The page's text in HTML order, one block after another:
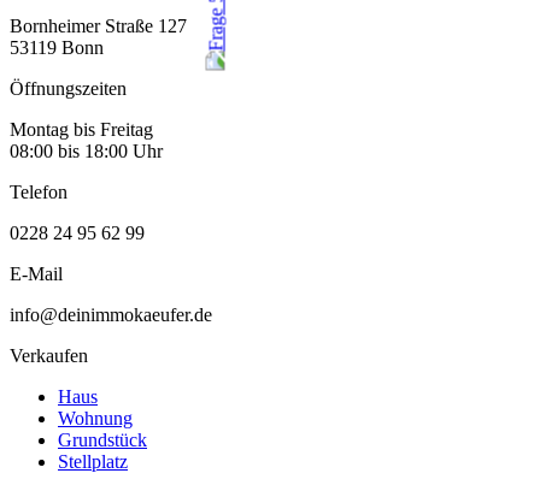
Bornheimer Straße 127
53119 Bonn
Öffnungszeiten
Montag bis Freitag
08:00 bis 18:00 Uhr
Telefon
0228 24 95 62 99
E-Mail
info@deinimmokaeufer.de
Verkaufen
Haus
Wohnung
Grundstück
Stellplatz